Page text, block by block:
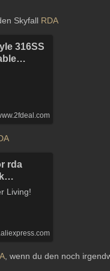
Skyfall RDA
316SS
rda
316ss
Coil
Living!
, wenn du den noch